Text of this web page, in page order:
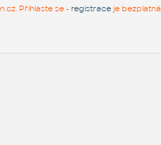
Přihlaste se - registraceje bezplatná.